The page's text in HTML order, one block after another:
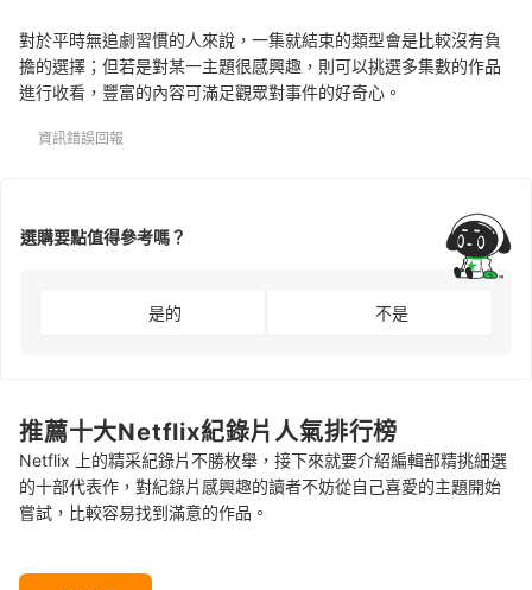
對於平時無追劇習慣的人來說，一集就結束的類型會是比較沒有負
擔的選擇；但若是對某一主題很感興趣，則可以挑選多集數的作品
進行收看，豐富的內容可滿足觀眾對事件的好奇心。
資訊錯誤回報
選購要點值得參考嗎？
是的 不是
推薦十大Netflix紀錄片人氣排行榜
Netflix 上的精采紀錄片不勝枚舉，接下來就要介紹編輯部精挑細選
的十部代表作，對紀錄片感興趣的讀者不妨從自己喜愛的主題開始
嘗試，比較容易找到滿意的作品。